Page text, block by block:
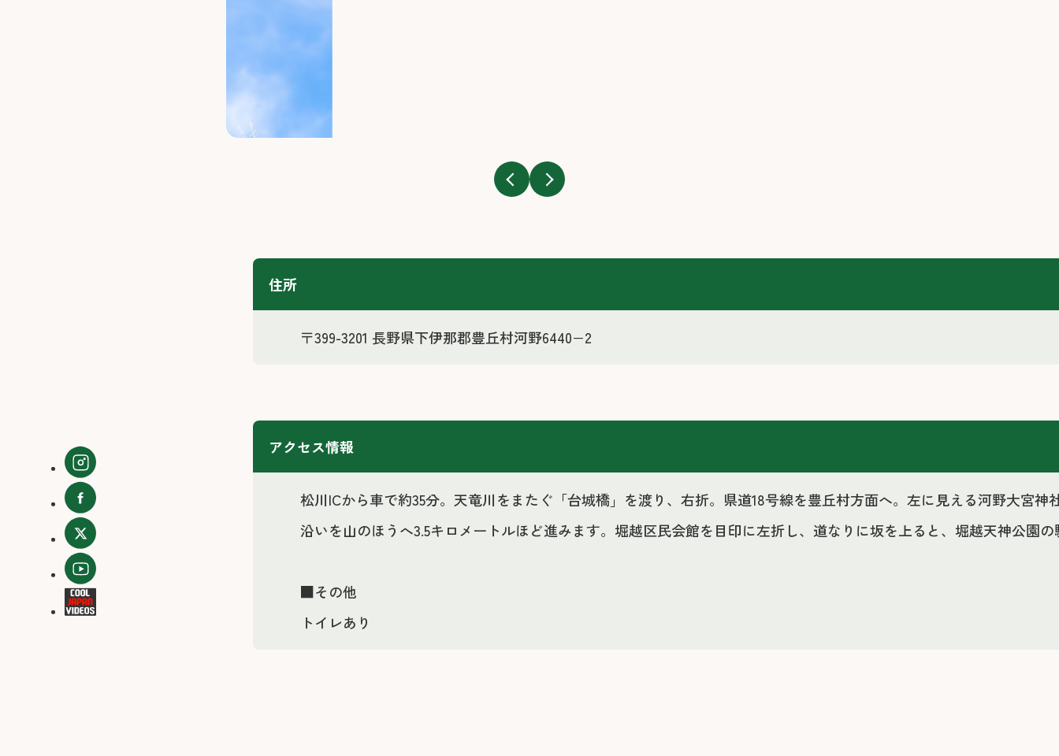
住所
〒399-3201 長野県下伊那郡豊丘村河野6440−2
アクセス情報
松川ICから車で約35分。天竜川をまたぐ「台城橋」を渡り、右折。県道18号線を豊丘村方面へ。左に見える河野大宮神
沿いを山のほうへ3.5キロメートルほど進みます。堀越区民会館を目印に左折し、道なりに坂を上ると、堀越天神公園
■その他
トイレあり